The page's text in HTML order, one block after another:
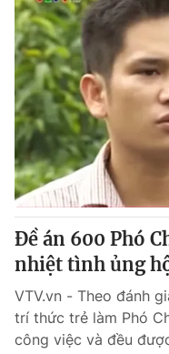
Đề án 600 Phó
nhiệt tình ủng
VTV.vn - Theo đánh
trí thức trẻ làm Phó
công việc và đều